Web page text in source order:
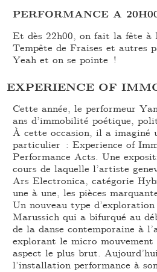
PERFORMANCE A
Et dès 22h00, on fait la fête à
Tempête de Fraises et autres
Yeah et on se pointe !
EXPERIENCE OF
Cette année, le performeur
ans d’immobilité poétique,
À cette occasion, il a imaginé
particulier : Experience of
Performance Acts. Une
cours de laquelle l’artiste
Ars Electronica, catégorie
une à une, les pièces
Un nouveau type
Marussich qui a bifurqué au
de la danse contemporaine à
explorant le micro mouvement
aspect le plus brut.
l’installation performance à